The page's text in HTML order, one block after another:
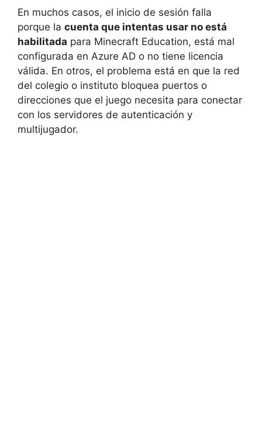
En muchos casos, el inicio de sesión falla
porque la cuenta que intentas usar no está
habilitada para Minecraft Education, está mal
configurada en Azure AD o no tiene licencia
válida. En otros, el problema está en que la red
del colegio o instituto bloquea puertos o
direcciones que el juego necesita para conectar
con los servidores de autenticación y
multijugador.